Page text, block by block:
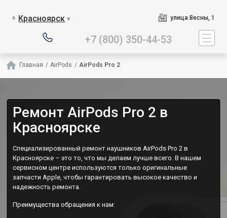
Красноярск ▼ улица Весны, 1
+7 (800) 350-44-53
Главная / AirPods / AirPods Pro 2
Ремонт AirPods Pro 2 в
Красноярске
Специализированный ремонт наушников AirPods Pro 2 в
Красноярске – это то, что мы делаем лучше всего. В нашем
сервисном центре используются только оригинальные
запчасти Apple, чтобы гарантировать высокое качество и
надежность ремонта.
Преимущества обращения к нам: